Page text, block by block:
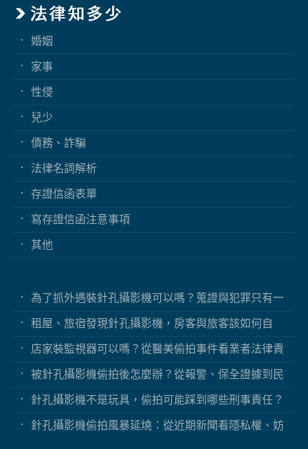
婚姻
家事
性侵
兒少
債務、詐騙
法律名詞解析
存證信函表單
寫存證信函注意事項
其他
為了抓外遇裝針孔攝影機可以嗎？蒐證與犯罪只有一
線之隔
租屋、旅宿發現針孔攝影機，房客與旅客該如何自
保？
店家裝監視器可以嗎？從醫美偷拍事件看業者法律責
任
被針孔攝影機偷拍後怎麼辦？從報警、保全證據到民
事求償
針孔攝影機不是玩具，偷拍可能踩到哪些刑事責任？
針孔攝影機偷拍風暴延燒：從近期新聞看隱私權、妨